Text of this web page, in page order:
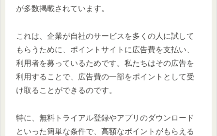
が多数掲載されています。
これは、企業が自社のサービスを多くの人に試して
もらうために、ポイントサイトに広告費を支払い、
利用者を募っているためです。私たちはその広告を
利用することで、広告費の一部をポイントとして受
け取ることができるのです。
特に、無料トライアル登録やアプリのダウンロード
といった簡単な条件で、高額なポイントがもらえる